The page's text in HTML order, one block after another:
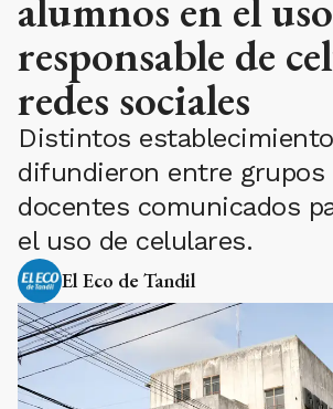
responsable de
redes sociales
Distintos
difundieron entre grupos
docentes comunicados
el uso de celulares.
El Eco de Tandil